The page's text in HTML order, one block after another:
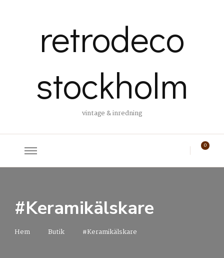
retrodeco
stockholm
vintage & inredning
0
#Keramikälskare
Hem Butik #Keramikälskare